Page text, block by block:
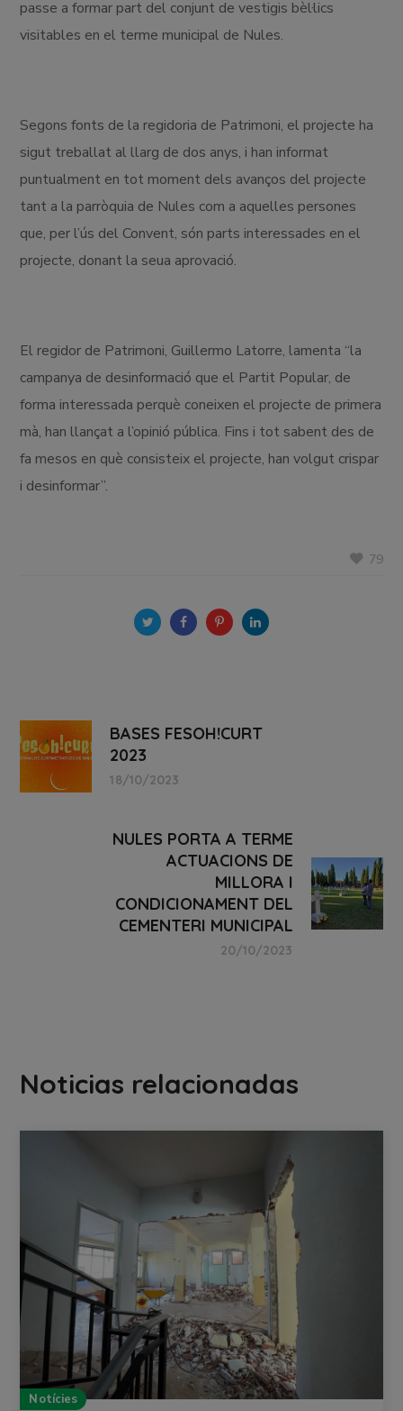
passe a formar part del conjunt de vestigis bèl·lics
visitables en el terme municipal de Nules.
Segons fonts de la regidoria de Patrimoni, el projecte ha
sigut treballat al llarg de dos anys, i han informat
puntualment en tot moment dels avanços del projecte
tant a la parròquia de Nules com a aquelles persones
que, per l’ús del Convent, són parts interessades en el
projecte, donant la seua aprovació.
El regidor de Patrimoni, Guillermo Latorre, lamenta “la
campanya de desinformació que el Partit Popular, de
forma interessada perquè coneixen el projecte de primera
mà, han llançat a l’opinió pública. Fins i tot sabent des de
fa mesos en què consisteix el projecte, han volgut crispar
i desinformar”.
79
BASES FESOH!CURT
2023
18/10/2023
NULES PORTA A TERME
ACTUACIONS DE
MILLORA I
CONDICIONAMENT DEL
CEMENTERI MUNICIPAL
20/10/2023
Noticias relacionadas
Notícies